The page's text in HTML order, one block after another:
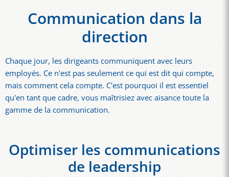
Communication dans la
direction
Chaque jour, les dirigeants communiquent avec leurs
employés. Ce n'est pas seulement ce qui est dit qui compte,
mais comment cela compte. C'est pourquoi il est essentiel
qu'en tant que cadre, vous maîtrisiez avec aisance toute la
gamme de la communication.
Optimiser les communications
de leadership